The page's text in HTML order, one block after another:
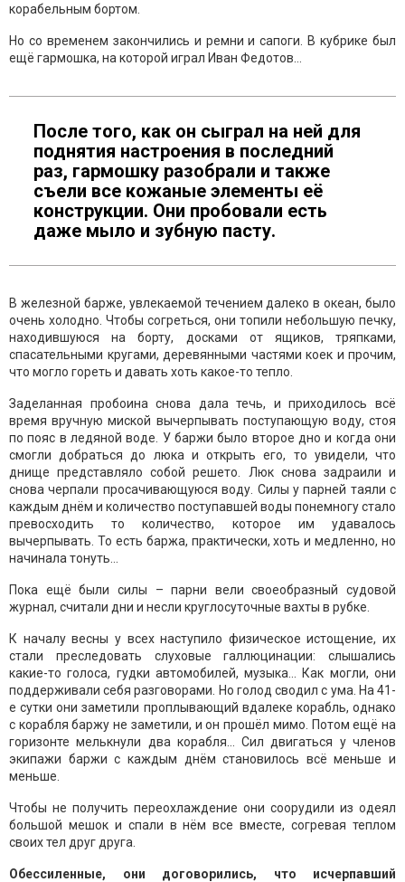
корабельным бортом.
Но со временем закончились и ремни и сапоги. В кубрике был
ещё гармошка, на которой играл Иван Федотов…
После того, как он сыграл на ней для
поднятия настроения в последний
раз, гармошку разобрали и также
съели все кожаные элементы её
конструкции. Они пробовали есть
даже мыло и зубную пасту.
В железной барже, увлекаемой течением далеко в океан, было
очень холодно. Чтобы согреться, они топили небольшую печку,
находившуюся на борту, досками от ящиков, тряпками,
спасательными кругами, деревянными частями коек и прочим,
что могло гореть и давать хоть какое-то тепло.
Заделанная пробоина снова дала течь, и приходилось всё
время вручную миской вычерпывать поступающую воду, стоя
по пояс в ледяной воде. У баржи было второе дно и когда они
смогли добраться до люка и открыть его, то увидели, что
днище представляло собой решето. Люк снова задраили и
снова черпали просачивающуюся воду. Силы у парней таяли с
каждым днём и количество поступавшей воды понемногу стало
превосходить то количество, которое им удавалось
вычерпывать. То есть баржа, практически, хоть и медленно, но
начинала тонуть…
Пока ещё были силы – парни вели своеобразный судовой
журнал, считали дни и несли круглосуточные вахты в рубке.
К началу весны у всех наступило физическое истощение, их
стали преследовать слуховые галлюцинации: слышались
какие-то голоса, гудки автомобилей, музыка… Как могли, они
поддерживали себя разговорами. Но голод сводил с ума. На 41-
е сутки они заметили проплывающий вдалеке корабль, однако
с корабля баржу не заметили, и он прошёл мимо. Потом ещё на
горизонте мелькнули два корабля… Сил двигаться у членов
экипажи баржи с каждым днём становилось всё меньше и
меньше.
Чтобы не получить переохлаждение они соорудили из одеял
большой мешок и спали в нём все вместе, согревая теплом
своих тел друг друга.
Обессиленные, они договорились, что исчерпавший